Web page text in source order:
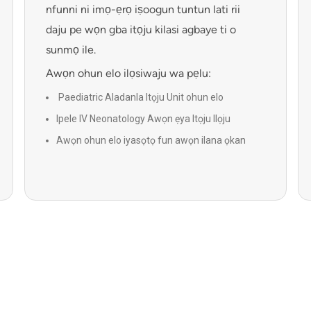
nfunni ni imọ-ẹrọ iṣoogun tuntun lati rii
daju pe wọn gba itọju kilasi agbaye ti o
sunmọ ile.
Awọn ohun elo ilọsiwaju wa pẹlu:
Paediatric Aladanla Itọju Unit ohun elo
Ipele IV Neonatology Awọn ẹya Itọju Ilọju
Awọn ohun elo iyasọtọ fun awọn ilana ọkan